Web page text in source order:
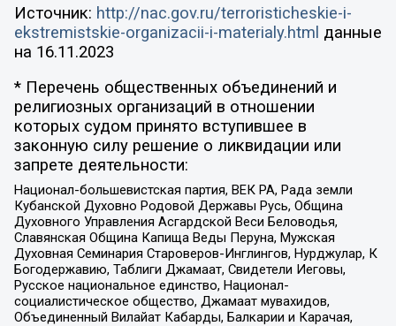
Источник: http://nac.gov.ru/terroristicheskie-i-
ekstremistskie-organizacii-i-materialy.html данные
на 16.11.2023
* Перечень общественных объединений и
религиозных организаций в отношении
которых судом принято вступившее в
законную силу решение о ликвидации или
запрете деятельности:
Национал-большевистская партия, ВЕК РА, Рада земли
Кубанской Духовно Родовой Державы Русь, Община
Духовного Управления Асгардской Веси Беловодья,
Славянская Община Капища Веды Перуна, Мужская
Духовная Семинария Староверов-Инглингов, Нурджулар, К
Богодержавию, Таблиги Джамаат, Свидетели Иеговы,
Русское национальное единство, Национал-
социалистическое общество, Джамаат мувахидов,
Объединенный Вилайат Кабарды, Балкарии и Карачая,